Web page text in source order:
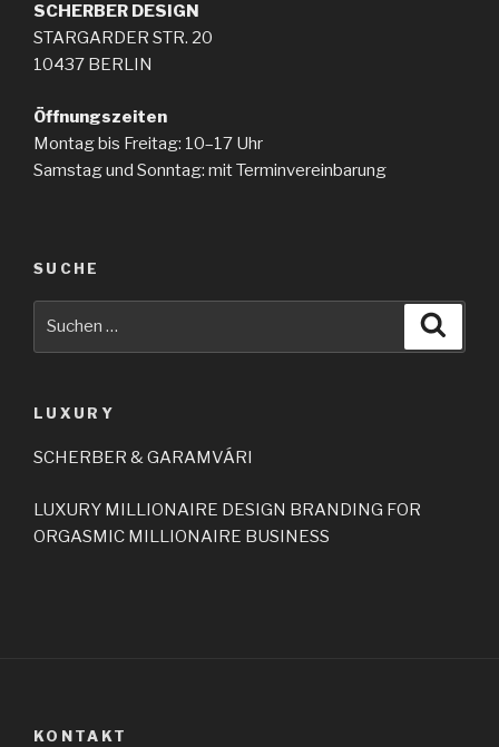
SCHERBER DESIGN
STARGARDER STR. 20
10437 BERLIN
Öffnungszeiten
Montag bis Freitag: 10–17 Uhr
Samstag und Sonntag: mit Terminvereinbarung
SUCHE
LUXURY
SCHERBER & GARAMVÁRI
LUXURY MILLIONAIRE DESIGN BRANDING FOR
ORGASMIC MILLIONAIRE BUSINESS
KONTAKT